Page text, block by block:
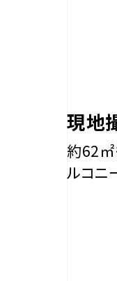
現地
約62㎡
ルコニ